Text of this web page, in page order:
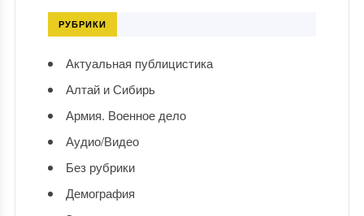
РУБРИКИ
Актуальная публицистика
Алтай и Сибирь
Армия. Военное дело
Аудио/Видео
Без рубрики
Демография